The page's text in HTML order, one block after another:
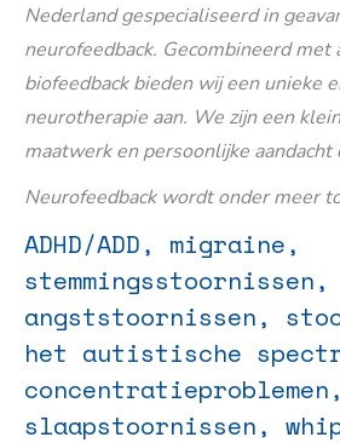
Nederland gespecialiseerd in
neurofeedback. Gecombineerd met
biofeedback bieden wij een unieke
neurotherapie aan. We zijn een
maatwerk en persoonlijke aandacht
Neurofeedback wordt onder meer
ADHD/ADD, migraine,
stemmingsstoornissen,
angststoornissen,
het autistische
concentratieproblemen,
slaapstoornissen,